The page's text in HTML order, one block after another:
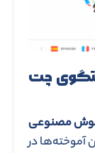
چت
هوش مصنوعی
در